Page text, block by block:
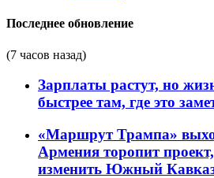
Последнее обновление
(7 часов назад)
Зарплаты растут, но
быстрее там, где это
«Маршрут Трампа»
Армения торопит
изменить Южный